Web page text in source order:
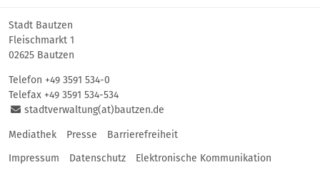
Stadt Bautzen
Fleischmarkt 1
02625 Bautzen
Telefon +49 3591 534-0
Telefax +49 3591 534-534
stadtverwaltung(at)bautzen.de
Mediathek Presse
Barrierefreiheit
Impressum
Datenschutz Elektronische Kommunikation